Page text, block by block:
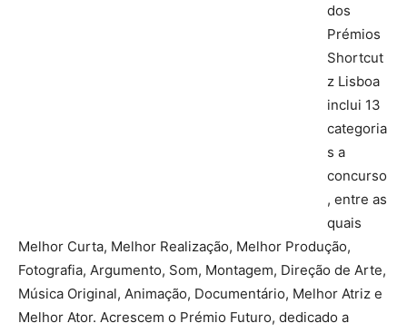
dos
Prémios
Shortcut
z Lisboa
inclui 13
categoria
s a
concurso
, entre as
quais
Melhor Curta, Melhor Realização, Melhor Produção,
Fotografia, Argumento, Som, Montagem, Direção de Arte,
Música Original, Animação, Documentário, Melhor Atriz e
Melhor Ator. Acrescem o Prémio Futuro, dedicado a